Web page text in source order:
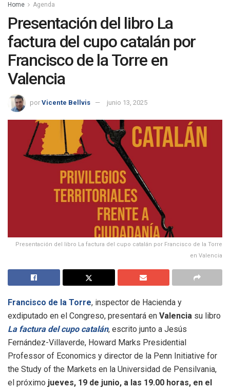
Home Agenda
Presentación del libro La
factura del cupo catalán por
Francisco de la Torre en
Valencia
por Vicente Bellvis junio 13, 2025
Presentación del libro La factura del cupo catalán por Francisco de la Torre
en Valencia
Francisco de la Torre, inspector de Hacienda y
exdiputado en el Congreso, presentará en Valencia su libro
La factura del cupo catalán, escrito junto a Jesús
Fernández-Villaverde, Howard Marks Presidential
Professor of Economics y director de la Penn Initiative for
the Study of the Markets en la Universidad de Pensilvania,
el próximo jueves, 19 de junio, a las 19.00 horas, en el